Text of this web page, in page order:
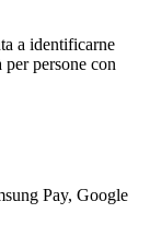
a identificarne
persone con
Pay, Google